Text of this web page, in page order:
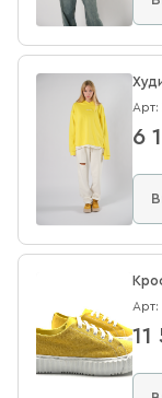
6
Арт: